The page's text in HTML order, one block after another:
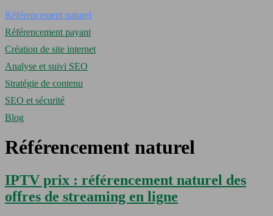
Référencement naturel
Référencement payant
Création de site internet
Analyse et suivi SEO
Stratégie de contenu
SEO et sécurité
Blog
Référencement naturel
IPTV prix : référencement naturel des
offres de streaming en ligne